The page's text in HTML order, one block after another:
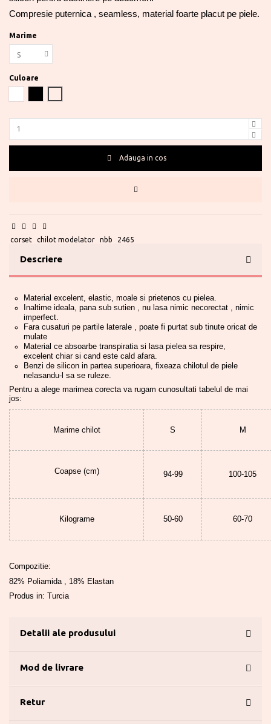
Compresie puternica , seamless, material foarte placut pe piele.
Marime
Culoare
Adauga in cos
corset chilot modelator nbb 2465
Descriere
Material excelent, elastic, moale si prietenos cu pielea.
Inaltime ideala, pana sub sutien , nu lasa nimic necorectat , nimic
imperfect.
Fara cusaturi pe partile laterale , poate fi purtat sub tinute oricat de
mulate
Material ce absoarbe transpiratia si lasa pielea sa respire,
excelent chiar si cand este cald afara.
Benzi de silicon in partea superioara, fixeaza chilotul de piele
nelasandu-l sa se ruleze.
Pentru a alege marimea corecta va rugam cunosultati tabelul de mai
jos:
Marime chilot S M
Coapse (cm) 94-99 100-105
Kilograme 50-60 60-70
Compozitie:
82% Poliamida , 18% Elastan
Produs in: Turcia
Detalii ale produsului
Mod de livrare
Retur